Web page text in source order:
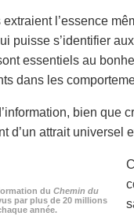
l’essence
puisse s’identifier
essentiels au
dans les
bien que
d’un attrait universel
du Chemin du
par plus de 20 millions
année.